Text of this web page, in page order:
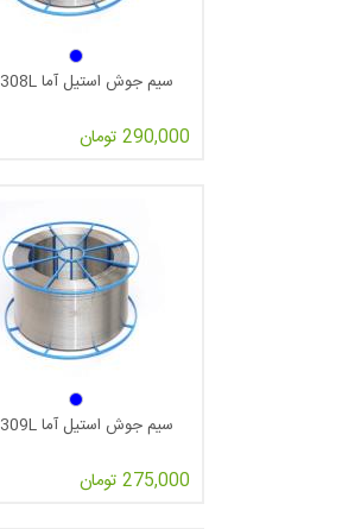
سیم جوش استیل آما ER308L
290,000 تومان
سیم جوش استیل آما ER309L
275,000 تومان